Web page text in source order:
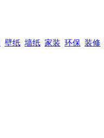
壁纸 墙纸 家装 环保 装修